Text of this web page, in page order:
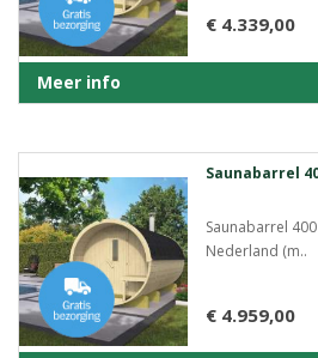
€ 4.339,00
Meer info
Saunabarrel
Saunabarrel
Nederland (m..
€ 4.959,00